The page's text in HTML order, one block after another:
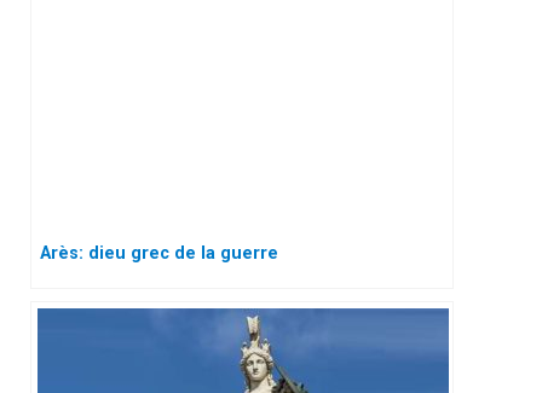
Arès: dieu grec de la guerre